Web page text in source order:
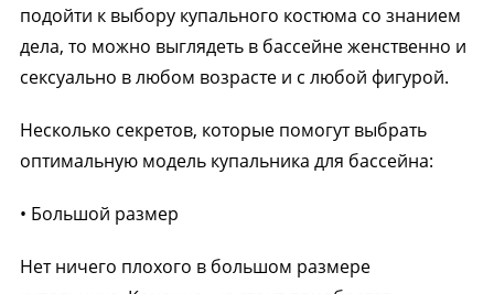
подойти к выбору купального костюма со знанием
дела, то можно выглядеть в бассейне женственно и
сексуально в любом возрасте и с любой фигурой.
Несколько секретов, которые помогут выбрать
оптимальную модель купальника для бассейна:
• Большой размер
Нет ничего плохого в большом размере